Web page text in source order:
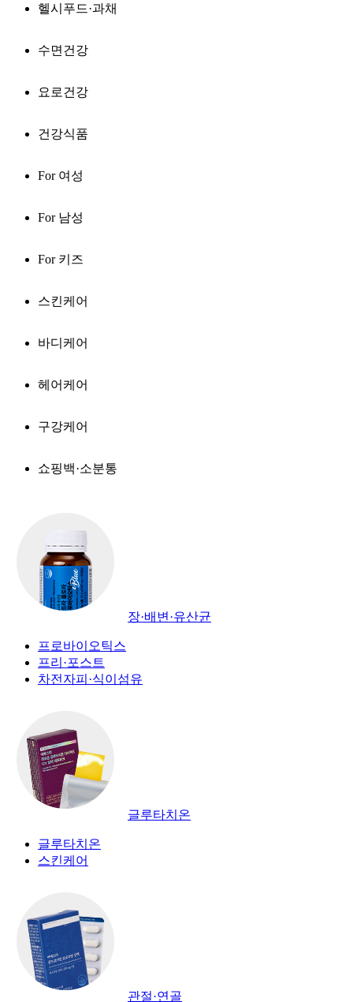
헬시푸드·과채
수면건강
요로건강
건강식품
For 여성
For 남성
For 키즈
스킨케어
바디케어
헤어케어
구강케어
쇼핑백·소분통
장·배변·유산균
프로바이오틱스
프리·포스트
차전자피·식이섬유
글루타치온
글루타치온
스킨케어
관절·연골